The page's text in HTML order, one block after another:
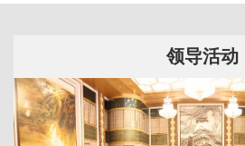
领导活动